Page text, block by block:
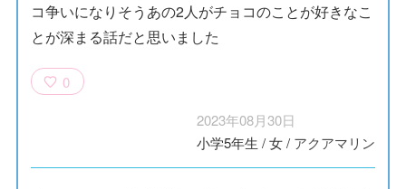
コ争いになりそうあの2人がチョコのことが好きなこ
とが深まる話だと思いました
0
2023年08月30日
小学5年生 /女/ アクアマリン